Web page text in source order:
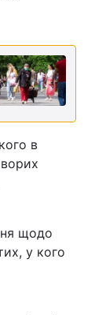
в
щодо
у кого